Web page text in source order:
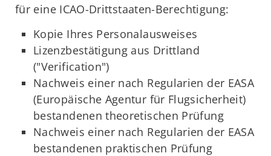
für eine ICAO-Drittstaaten-Berechtigung:
Kopie Ihres Personalausweises
Lizenzbestätigung aus Drittland
("Verification")
Nachweis einer nach Regularien der EASA
(Europäische Agentur für Flugsicherheit)
bestandenen theoretischen Prüfung
Nachweis einer nach Regularien der EASA
bestandenen praktischen Prüfung